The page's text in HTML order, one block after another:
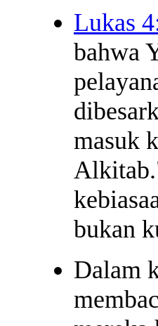
Lukas
bahwa
masuk
bukan
Dalam